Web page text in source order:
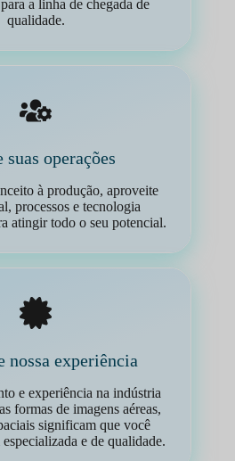
a linha de chegada de
qualidade.
suas operações
à produção, aproveite
processos e tecnologia
atingir todo o seu potencial.
nossa experiência
e experiência na indústria
formas de imagens aéreas,
significam que você
e de qualidade.